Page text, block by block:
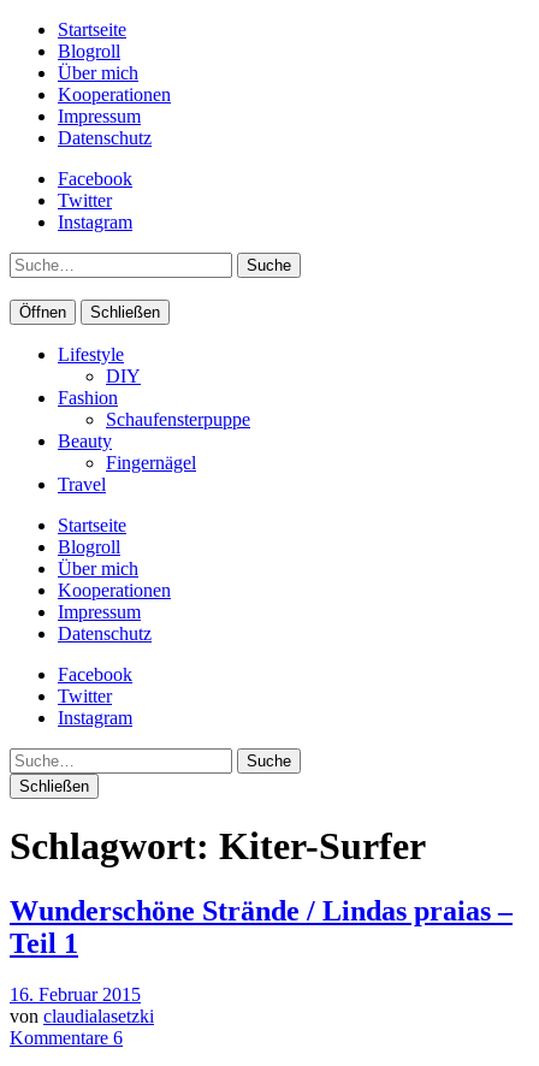
Startseite
Blogroll
Über mich
Kooperationen
Impressum
Datenschutz
Facebook
Twitter
Instagram
Suche
Öffnen Schließen
Lifestyle
DIY
Fashion
Schaufensterpuppe
Beauty
Fingernägel
Travel
Startseite
Blogroll
Über mich
Kooperationen
Impressum
Datenschutz
Facebook
Twitter
Instagram
Suche
Schließen
Schlagwort: Kiter-Surfer
Wunderschöne Strände / Lindas praias –
Teil 1
16. Februar 2015
von claudialasetzki
Kommentare 6